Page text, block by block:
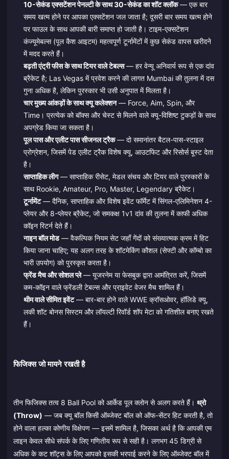
10-सेकंड एक्सटेंशन पेनल्टी के साथ 30-सेकंड का शॉट क्लॉक— एक बार
समय खत्म होने पर आपका एक्सटेंशन जल जाता है; दूसरी बार समय खत्म होने
पर फाउल के साथ आपकी बारी समाप्त हो जाती है। टाइम-एक्सटेंशन
कंज्यूमेबल्स (पूल कैश आइटम) महत्वपूर्ण टूर्नामेंटों में कुछ सेकंड वापस खरीदने
में मदद करते हैं।
बढ़ती एंट्री फीस के साथ टियर वाले टेबल्स— हर वेन्यू अनिवार्य रूप से एक दांव
ब्रैकेट है; Las Vegas में प्रवेश करने की लागत Mumbai की तुलना में दस
गुना अधिक है, लेकिन पुरस्कार भी उसी अनुपात में मिलता है।
चार मुख्य आंकड़ों के साथ क्यू कलेक्शन— Force, Aim, Spin, और
Time। प्रत्येक को बॉक्स और चेस्ट से मिलने वाले क्यू-विशिष्ट टुकड़ों के साथ
अपग्रेड किया जा सकता है।
पूल पास और एलीट पास सीजनल ट्रैक— दो समानांतर बैटल-पास-स्टाइल
प्रोग्रेशन, जिसमें पेड एलीट ट्रैक विशेष क्यू, आउटफिट और रिसोर्स बूस्ट देता
है।
साप्ताहिक लीग— साप्ताहिक रीसेट, मेडल संचय और टियर वाले पुरस्कारों के
साथ Rookie, Amateur, Pro, Master, Legendary ब्रैकेट।
टूर्नामेंट— दैनिक, साप्ताहिक और विशेष इवेंट फॉर्मेट में सिंगल-एलिमिनेशन 4-
प्लेयर और 8-प्लेयर ब्रैकेट, जो समकक्ष 1v1 दांव की तुलना में काफी अधिक
कॉइन रिटर्न देते हैं।
नाइन बॉल मोड— वैकल्पिक नियम सेट जहाँ गेंदों को संख्यात्मक क्रम में हिट
किया जाना चाहिए; यह अलग तरह के शॉटमेकिंग कौशल (सेफ्टी और कॉम्बो का
भारी उपयोग) को पुरस्कृत करता है।
फ्रेंड मैच और सोशल प्ले— यूजरनेम या फेसबुक द्वारा आमंत्रित करें, जिसमें
कम-कॉइन वाले फ्रेंडली टेबल्स और प्राइवेट वेजर मैच शामिल हैं।
थीम वाले सीमित इवेंट— बार-बार होने वाले WWE क्रॉसओवर, हॉलिडे क्यू,
लकी शॉट बोनस सिस्टम और लॉयल्टी रिवॉर्ड शॉप मेटा को गतिशील बनाए रखते
हैं।
फिजिक्स जो मायने रखती है
तीन फिजिक्स तत्व 8 Ball Pool को आर्केड पूल क्लोन से अलग करते हैं। थ्रो
(Throw) — जब क्यू बॉल किसी ऑब्जेक्ट बॉल को ऑफ-सेंटर हिट करती है, तो
होने वाला हल्का कोणीय विक्षेपण — इसमें शामिल है, जिसका अर्थ है कि आपकी एम
लाइन केवल सीधे संपर्क के लिए गणितीय रूप से सही है। लगभग 45 डिग्री से
अधिक के कट शॉट्स के लिए आपको इसकी भरपाई करने के लिए ऑब्जेक्ट बॉल में